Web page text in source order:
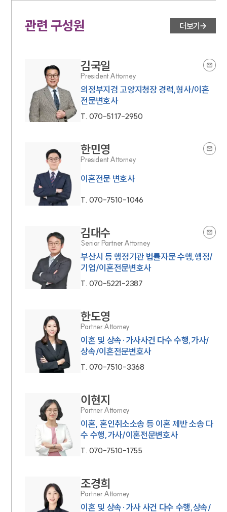
관련 구성원 더보기
김국일
President Attorney
의정부지검 고양지청장 경력,형사/이혼
전문변호사
T. 070-5117-2950
한민영
President Attorney
이혼전문 변호사
T. 070-7510-1046
김대수
Senior Partner Attorney
부산시 등 행정기관 법률자문 수행,행정/
기업/이혼전문변호사
T. 070-5221-2387
한도영
Partner Attorney
이혼 및 상속·가사사건 다수 수행,가사/
상속/이혼전문변호사
T. 070-7510-3368
이현지
Partner Attorney
이혼, 혼인취소소송 등 이혼 제반 소송 다
수 수행,가사/이혼전문변호사
T. 070-7510-1755
조경희
Partner Attorney
이혼 및 상속·가사 사건 다수 수행,상속/